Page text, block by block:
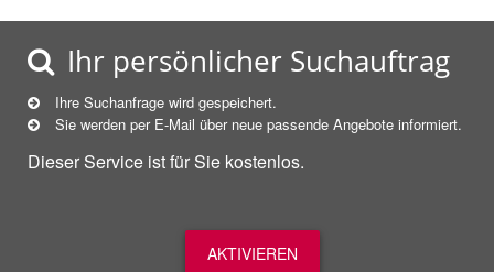
Ihr persönlicher Suchauftrag
Ihre Suchanfrage wird gespeichert.
Sie werden per E-Mail über neue passende Angebote informiert.
Dieser Service ist für Sie kostenlos.
AKTIVIEREN